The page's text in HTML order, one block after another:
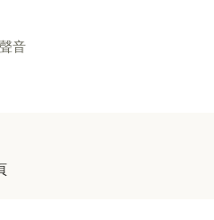
音